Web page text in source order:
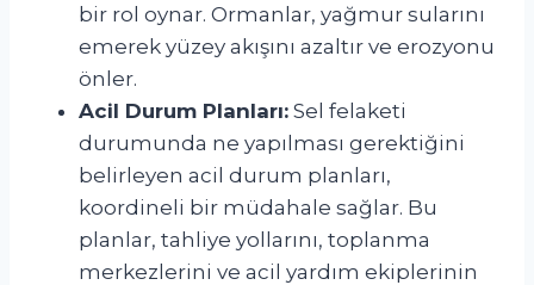
bir rol oynar. Ormanlar, yağmur sularını
emerek yüzey akışını azaltır ve erozyonu
önler.
Acil Durum Planları: Sel felaketi
durumunda ne yapılması gerektiğini
belirleyen acil durum planları,
koordineli bir müdahale sağlar. Bu
planlar, tahliye yollarını, toplanma
merkezlerini ve acil yardım ekiplerinin